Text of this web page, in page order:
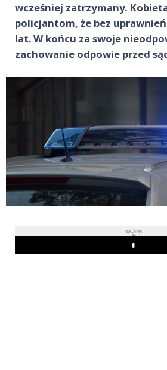
wcześniej zatrzymany.
policjantom, że bez
lat. W końcu za swoje
zachowanie odpowie przed
REKLAMA
Play